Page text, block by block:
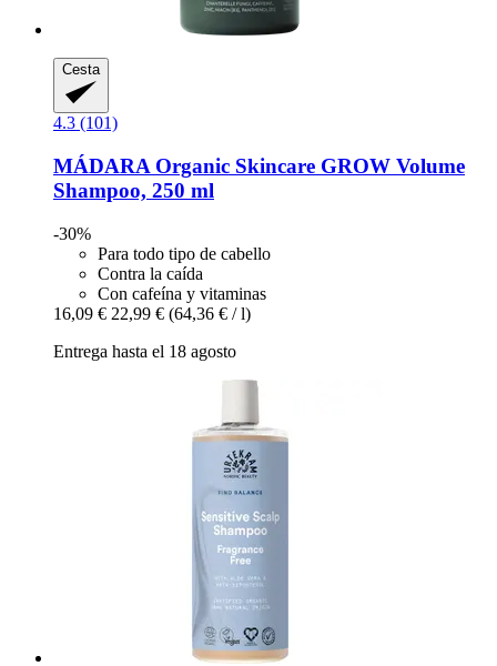
Cesta
4.3 (101)
MÁDARA Organic Skincare GROW Volume
Shampoo, 250 ml
-30%
Para todo tipo de cabello
Contra la caída
Con cafeína y vitaminas
16,09 € 22,99 € (64,36 € / l)
Entrega hasta el 18 agosto